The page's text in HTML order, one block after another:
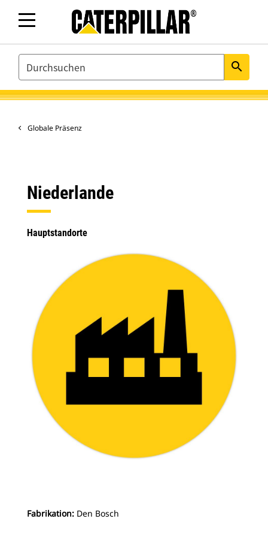
SEARCH search
Globale Präsenz
Niederlande
Hauptstandorte
Fabrikation: Den Bosch